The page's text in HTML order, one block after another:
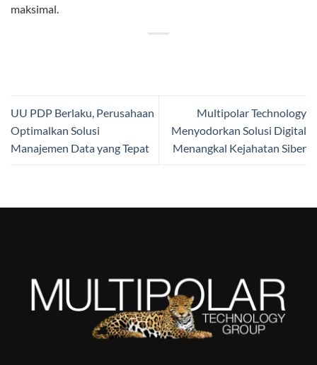
maksimal.
UU PDP Berlaku, Perusahaan
Optimalkan Solusi
Manajemen Data yang Tepat
Multipolar Technology
Menyodorkan Solusi Digital
Menangkal Kejahatan Siber